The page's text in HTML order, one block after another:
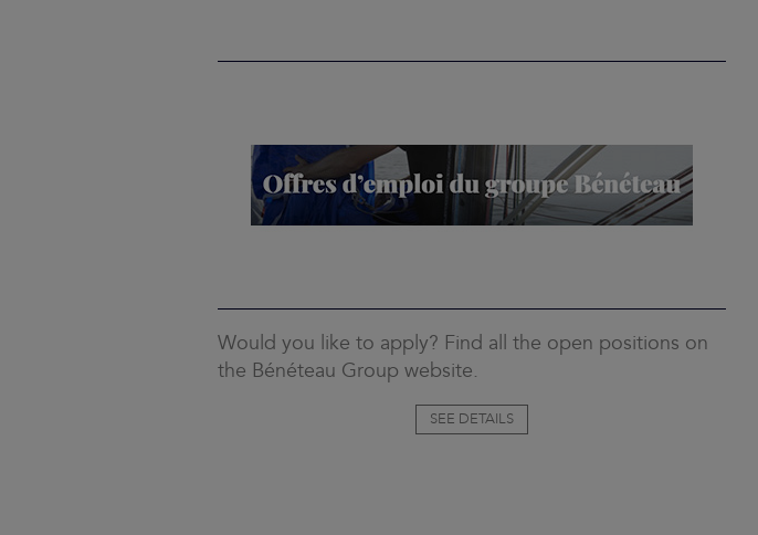
Would you like to apply? Find all the open positions on
the Bénéteau Group website.
SEE DETAILS